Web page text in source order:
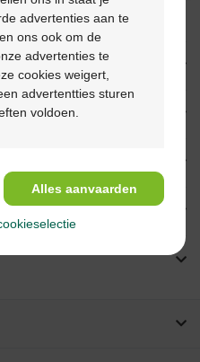
advertenties aan te
ons ook om de
advertenties te
cookies weigert,
advertentties sturen
voldoen.
Alles aanvaarden